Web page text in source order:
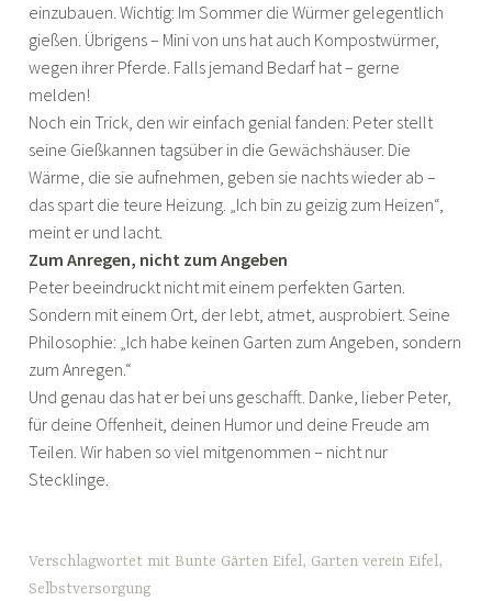
einzubauen. Wichtig: Im Sommer die Würmer gelegentlich
gießen. Übrigens – Mini von uns hat auch Kompostwürmer,
wegen ihrer Pferde. Falls jemand Bedarf hat – gerne
melden!
Noch ein Trick, den wir einfach genial fanden: Peter stellt
seine Gießkannen tagsüber in die Gewächshäuser. Die
Wärme, die sie aufnehmen, geben sie nachts wieder ab –
das spart die teure Heizung. „Ich bin zu geizig zum Heizen“,
meint er und lacht.
Zum Anregen, nicht zum Angeben
Peter beeindruckt nicht mit einem perfekten Garten.
Sondern mit einem Ort, der lebt, atmet, ausprobiert. Seine
Philosophie: „Ich habe keinen Garten zum Angeben, sondern
zum Anregen.“
Und genau das hat er bei uns geschafft. Danke, lieber Peter,
für deine Offenheit, deinen Humor und deine Freude am
Teilen. Wir haben so viel mitgenommen – nicht nur
Stecklinge.
Verschlagwortet mit Bunte Gärten Eifel, Garten verein Eifel,
Selbstversorgung